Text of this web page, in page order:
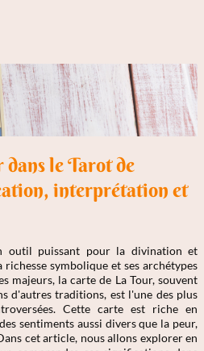
le Tarot de
interprétation et
outil puissant pour la divination et
symbolique et ses archétypes
majeurs, la carte de La Tour, souvent
d'autres traditions, est l'une des plus
Cette carte est riche en
sentiments aussi divers que la peur,
cet article, nous allons explorer en